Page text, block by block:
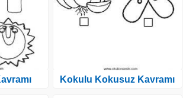
Kokulu Kokusuz Kavramı